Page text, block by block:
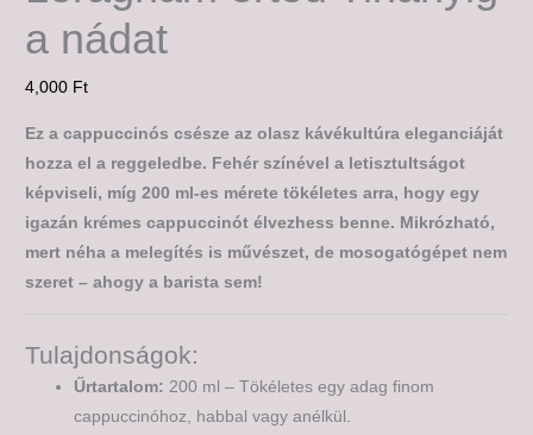
a nádat
4,000 Ft
Ez a cappuccinós csésze az olasz kávékultúra eleganciáját
hozza el a reggeledbe. Fehér színével a letisztultságot
képviseli, míg 200 ml-es mérete tökéletes arra, hogy egy
igazán krémes cappuccinót élvezhess benne. Mikrózható,
mert néha a melegítés is művészet, de mosogatógépet nem
szeret – ahogy a barista sem!
Tulajdonságok:
Űrtartalom: 200 ml – Tökéletes egy adag finom
cappuccinóhoz, habbal vagy anélkül.